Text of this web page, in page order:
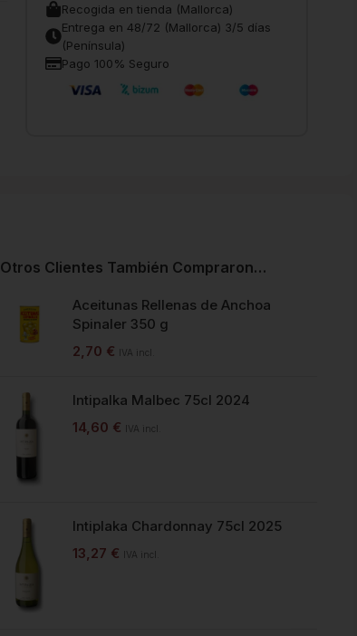
Recogida en tienda (Mallorca)
Entrega en 48/72 (Mallorca) 3/5 días
(Península)
Pago 100% Seguro
Otros Clientes También Compraron…
Aceitunas Rellenas de Anchoa
Spinaler 350 g
2,70 € IVA incl.
Intipalka Malbec 75cl 2024
14,60 € IVA incl.
Intiplaka Chardonnay 75cl 2025
13,27 € IVA incl.